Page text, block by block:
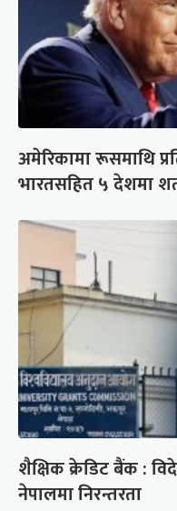
अमेरिकामा रूसमाथि
भारतसहित ५ देशमा
शैक्षिक क्रेडिट बैंक :
नेपालमा निरन्तरता